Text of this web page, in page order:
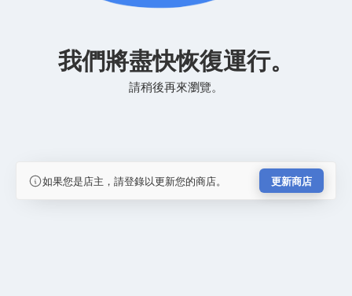
我們將盡快恢復運行。
請稍後再來瀏覽。
如果您是店主，請登錄以更新您的商店。 更新商店